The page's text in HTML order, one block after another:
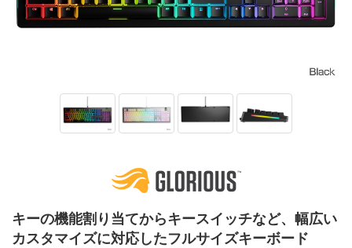
キーの機能割り当てからキースイッチなど、幅広い
カスタマイズに対応したフルサイズキーボード